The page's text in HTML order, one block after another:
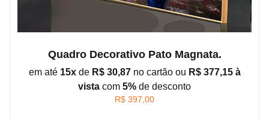
Quadro Decorativo Pato Magnata.
em até 15xde R$ 30,87no cartão ou R$ 377,15 à
vista com 5% de desconto
R$ 397,00